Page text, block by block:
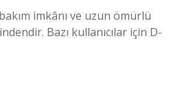
imkânı ve uzun ömürlü
Bazı kullanıcılar için D-